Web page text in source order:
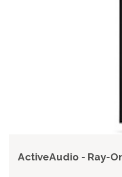
ActiveAudio - Ray-